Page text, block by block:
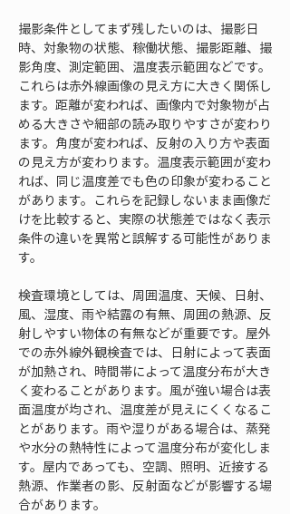
撮影条件としてまず残したいのは、撮影日
時、対象物の状態、稼働状態、撮影距離、撮
影角度、測定範囲、温度表示範囲などです。
これらは赤外線画像の見え方に大きく関係し
ます。距離が変われば、画像内で対象物が占
める大きさや細部の読み取りやすさが変わり
ます。角度が変われば、反射の入り方や表面
の見え方が変わります。温度表示範囲が変わ
れば、同じ温度差でも色の印象が変わること
があります。これらを記録しないまま画像だ
けを比較すると、実際の状態差ではなく表示
条件の違いを異常と誤解する可能性がありま
す。
検査環境としては、周囲温度、天候、日射、
風、湿度、雨や結露の有無、周囲の熱源、反
射しやすい物体の有無などが重要です。屋外
での赤外線外観検査では、日射によって表面
が加熱され、時間帯によって温度分布が大き
く変わることがあります。風が強い場合は表
面温度が均され、温度差が見えにくくなるこ
とがあります。雨や湿りがある場合は、蒸発
や水分の熱特性によって温度分布が変化しま
す。屋内であっても、空調、照明、近接する
熱源、作業者の影、反射面などが影響する場
合があります。